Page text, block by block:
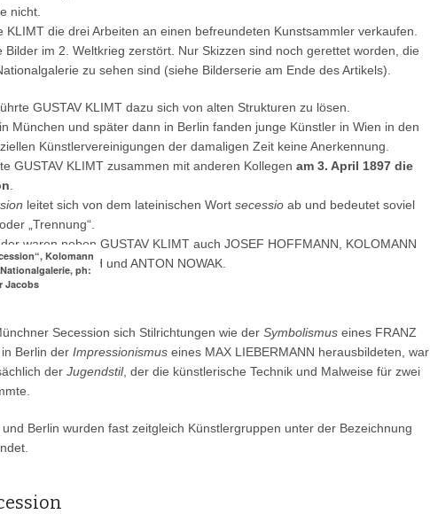
nicht.
KLIMT die drei Arbeiten an einen befreundeten Kunstsammler verkaufen.
Bilder im 2. Weltkrieg zerstört. Nur Skizzen sind noch gerettet worden, die
zu sehen sind (siehe Bilderserie am Ende des Artikels).
GUSTAV KLIMT dazu sich von alten Strukturen zu lösen.
München und später dann in Berlin fanden junge Künstler in Wien in den
Künstlervereinigungen der damaligen Zeit keine Anerkennung.
GUSTAV KLIMT zusammen mit anderen Kollegen am 3. April 1897 die
leitet sich von dem lateinischen Wort secessio ab und bedeutet soviel
„Trennung“.
waren neben GUSTAV KLIMT auch JOSEF HOFFMANN, KOLOMANN
MARIA OLBRICH und ANTON NOWAK.
Kolomann
ph:
Jacobs
Secession sich Stilrichtungen wie der Symbolismus eines FRANZ
Berlin der Impressionismus eines MAX LIEBERMANN herausbildeten, war
der Jugendstil, der die künstlerische Technik und Malweise für zwei
Berlin wurden fast zeitgleich Künstlergruppen unter der Bezeichnung